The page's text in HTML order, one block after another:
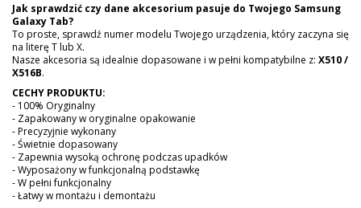
Jak sprawdzić czy dane akcesorium pasuje do Twojego Samsung
Galaxy Tab?
To proste, sprawdź numer modelu Twojego urządzenia, który zaczyna się
na literę T lub X.
Nasze akcesoria są idealnie dopasowane i w pełni kompatybilne z: X510 /
X516B.
CECHY PRODUKTU:
- 100% Oryginalny
- Zapakowany w oryginalne opakowanie
- Precyzyjnie wykonany
- Świetnie dopasowany
- Zapewnia wysoką ochronę podczas upadków
- Wyposażony w funkcjonalną podstawkę
- W pełni funkcjonalny
- Łatwy w montażu i demontażu